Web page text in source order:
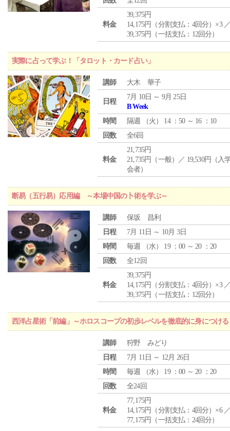
料金
39,375円
14,175円（分割支払：4回分）×3
39,375円（一括支払：12回分）
実際に占って学ぶ！「タロット・カード占い」
講師 大木 華子
日程
7月 10日 ～ 9月 25日
B Week
時間
隔週 （火 ） 14 ：50 ～ 16 ：10
回数
全6回
料金
21,735円
21,735円（一般）／ 19,530円（入
会者）
断易（五行易）応用編 ～本場中国の卜術を学ぶ～
講師
保坂 昌利
日程
7月 11日 ～ 10月 3日
時間
毎週 （水） 19 ：00 ～ 20 ：20
回数
全12回
料金
39,375円
14,175円（分割支払：4回分）×3
39,375円（一括支払：12回分）
西洋占星術「前編」～ホロスコープの初歩レベルを徹底的に身につける
講師
狩野 みどり
日程
7月 11日 ～ 12月 26日
時間
毎週 （水） 19 ：00 ～ 20 ：20
回数
全24回
料金
77,175円
14,175円（分割支払：4回分）×6
77,175円（一括支払：24回分）